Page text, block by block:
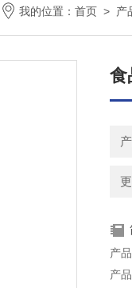
我的位置： 首页 > 产
食
产
产